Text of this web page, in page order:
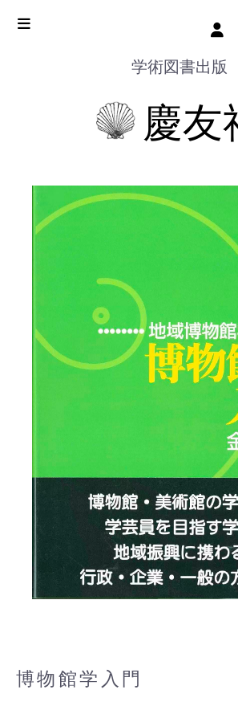
学術図書出版
慶友
博物館学入門